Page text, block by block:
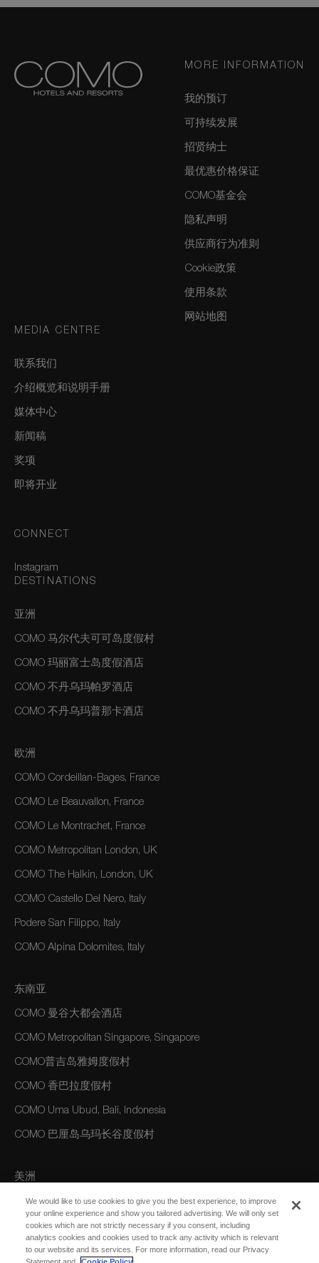
MORE INFORMATION
我的预订
可持续发展
招贤纳士
最优惠价格保证
COMO基金会
隐私声明
供应商行为准则
Cookie政策
使用条款
网站地图
MEDIA CENTRE
联系我们
介绍概览和说明手册
媒体中心
新闻稿
奖项
即将开业
CONNECT
Instagram
DESTINATIONS
亚洲
COMO 马尔代夫可可岛度假村
COMO 玛丽富士岛度假酒店
COMO 不丹乌玛帕罗酒店
COMO 不丹乌玛普那卡酒店
欧洲
COMO Cordeillan-Bages, France
COMO Le Beauvallon, France
COMO Le Montrachet, France
COMO Metropolitan London, UK
COMO The Halkin, London, UK
COMO Castello Del Nero, Italy
Podere San Filippo, Italy
COMO Alpina Dolomites, Italy
东南亚
COMO 曼谷大都会酒店
COMO Metropolitan Singapore, Singapore
COMO普吉岛雅姆度假村
COMO 香巴拉度假村
COMO Uma Ubud, Bali, Indonesia
COMO 巴厘岛乌玛长谷度假村
美洲
COMO Parrot Cay, Turks and Caicos
澳大利亚/大洋洲
We would like to use cookies to give you the best experience, to improve
your online experience and show you tailored advertising. We will only set
cookies which are not strictly necessary if you consent, including
analytics cookies and cookies used to track any activity which is relevant
to our website and its services. For more information, read our Privacy